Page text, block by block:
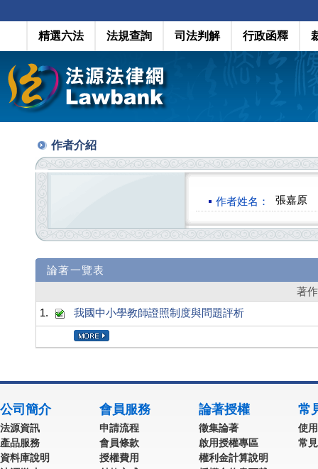
精選六法 法規查詢 司法判解 行政函釋
作者介紹
作者姓名： 張嘉原
論著一覽表
著
1.
我國中小學教師證照制度與問題評析
公司簡介
法源資訊
產品服務
資料庫說明
會員服務
申請流程
會員條款
授權費用
論著授權
徵集論著
啟用授權專區
權利金計算說明
常
使
常